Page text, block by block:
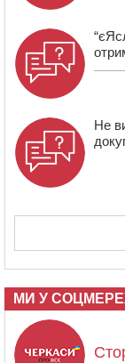
Не
МИ У